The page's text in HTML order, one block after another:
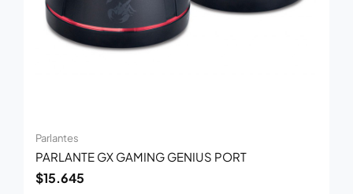
Parlantes
PARLANTE GX GAMING GENIUS PORT
$15.645